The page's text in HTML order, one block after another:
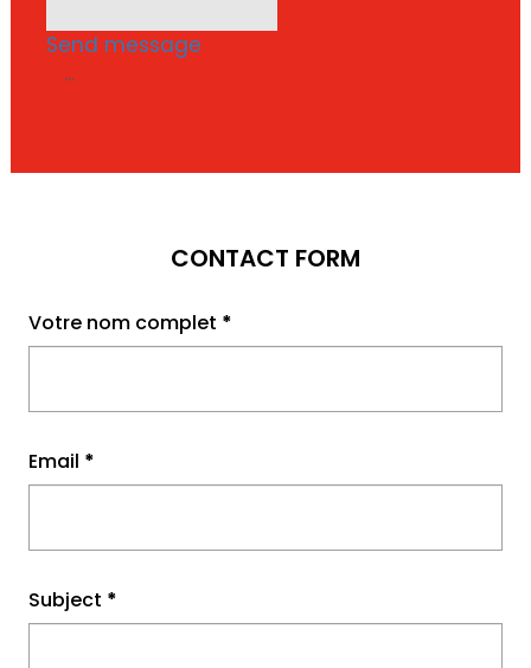
Send message
...
CONTACT FORM
Votre nom complet *
Email *
Subject *